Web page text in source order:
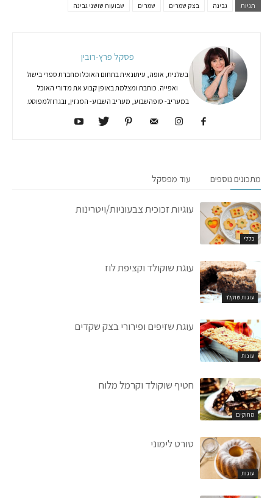
תגיות גבינה בצק שמרים שמרים שבועות שושני גבינה
פסקל פרץ-רובין
בשלנית, אופה, עיתונאית בתחום האוכל ומחברת ספרי בישול
ואפייה. כותבת ומצלמת באופן קבוע את מדורי האוכל
במעריב- סופהשבוע, מעריב השבוע- המגזין, ובגרוזלמפוסט.
מתכונים נוספים עוד מפסקל
כללי
עוגיות זכוכית צבעוניות/ויטרינות
עוגות שוקלד
עוגת שוקולד וקציפת לוז
עוגות
עוגת שזיפים ופירורי בצק שקדים
מתוקים
חטיף שוקולד וקרמל מלוח
עוגות
טורט לימוני